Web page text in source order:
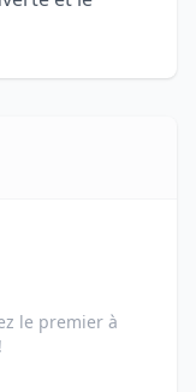
le premier à